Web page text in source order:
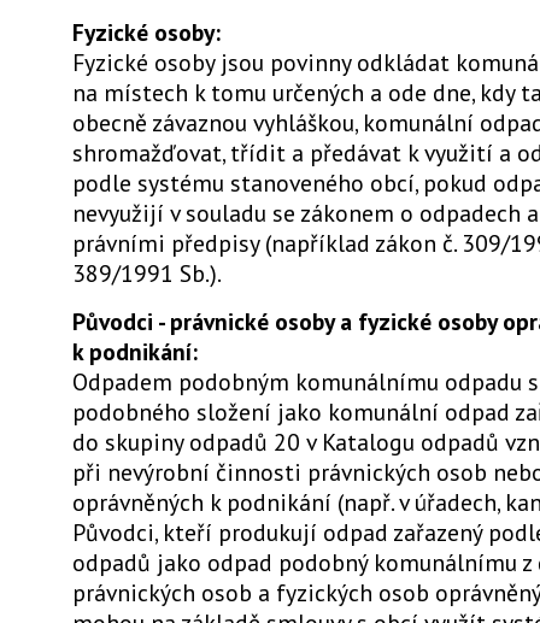
Fyzické osoby:
Fyzické osoby jsou povinny odkládat
na místech k tomu určených a ode dne, kdy
obecně závaznou vyhláškou, komunální
shromažďovat, třídit a předávat k využití a
podle systému stanoveného obcí, pokud
nevyužijí v souladu se zákonem o odpadech
právními předpisy (například zákon č. 309/
389/1991 Sb.).
Původci - právnické osoby a fyzické osoby
k podnikání:
Odpadem podobným komunálnímu odpadu
podobného složení jako komunální odpad
do skupiny odpadů 20 v Katalogu odpadů
při nevýrobní činnosti právnických osob
oprávněných k podnikání (např. v úřadech,
Původci, kteří produkují odpad zařazený
odpadů jako odpad podobný komunálnímu
právnických osob a fyzických osob